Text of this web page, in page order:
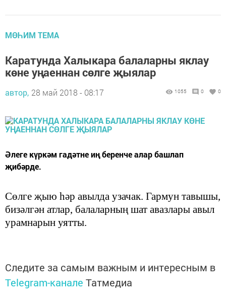
МӨҺИМ ТЕМА
Каратунда Халыкара балаларны яклау
көне уңаеннан сөлге җыялар
автор, 28 май 2018 - 08:17 1055 0 0
Әлеге күркәм гадәтне иң беренче алар башлап
җибәрде.
Сөлге җыю һәр авылда узачак. Гармун тавышы,
бизәлгән атлар, балаларның шат авазлары авыл
урамнарын уятты.
Следите за самым важным и интересным в
Telegram-канале Татмедиа